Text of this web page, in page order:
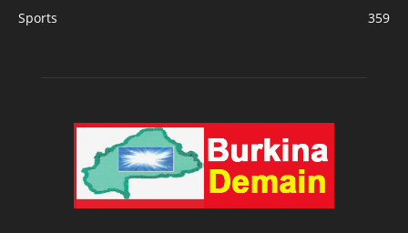
Sports
359